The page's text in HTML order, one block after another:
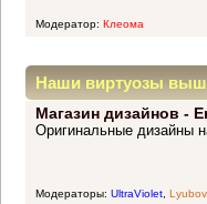
Модератор: Клеома
Наши виртуозы
прекрасных идей
Магазин дизайнов -
Оригинальные дизайны
Модераторы: UltraViolet, Lyubov,